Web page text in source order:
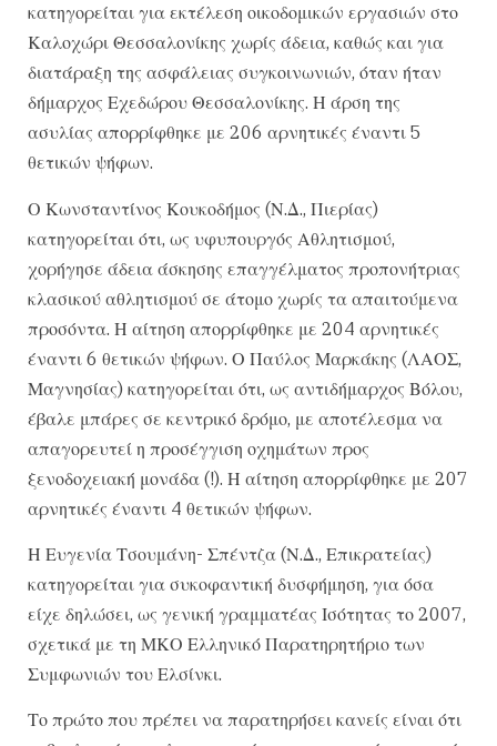
κατηγορείται για εκτέλεση οικοδομικών εργασιών στο
Καλοχώρι Θεσσαλονίκης χωρίς άδεια, καθώς και για
διατάραξη της ασφάλειας συγκοινωνιών, όταν ήταν
δήμαρχος Εχεδώρου Θεσσαλονίκης. Η άρση της
ασυλίας απορρίφθηκε με 206 αρνητικές έναντι 5
θετικών ψήφων.
Ο Κωνσταντίνος Κουκοδήμος (Ν.Δ., Πιερίας)
κατηγορείται ότι, ως υφυπουργός Αθλητισμού,
χορήγησε άδεια άσκησης επαγγέλματος προπονήτριας
κλασικού αθλητισμού σε άτομο χωρίς τα απαιτούμενα
προσόντα. Η αίτηση απορρίφθηκε με 204 αρνητικές
έναντι 6 θετικών ψήφων. Ο Παύλος Μαρκάκης (ΛΑΟΣ,
Μαγνησίας) κατηγορείται ότι, ως αντιδήμαρχος Βόλου,
έβαλε μπάρες σε κεντρικό δρόμο, με αποτέλεσμα να
απαγορευτεί η προσέγγιση οχημάτων προς
ξενοδοχειακή μονάδα (!). Η αίτηση απορρίφθηκε με 207
αρνητικές έναντι 4 θετικών ψήφων.
Η Ευγενία Τσουμάνη- Σπέντζα (Ν.Δ., Επικρατείας)
κατηγορείται για συκοφαντική δυσφήμηση, για όσα
είχε δηλώσει, ως γενική γραμματέας Ισότητας το 2007,
σχετικά με τη ΜΚΟ Ελληνικό Παρατηρητήριο των
Συμφωνιών του Ελσίνκι.
Το πρώτο που πρέπει να παρατηρήσει κανείς είναι ότι